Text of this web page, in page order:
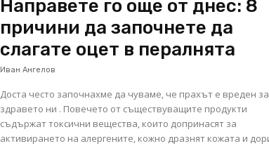
Направете го още от днес: 8
причини да започнете да
слагате оцет в пералнята
Иван Ангелов
Доста често започнахме да чуваме, че прахът е вреден за
здравето ни . Повечето от съществуващите продукти
съдържат токсични вещества, които допринасят за
активирането на алергените, кожно дразнят кожата и